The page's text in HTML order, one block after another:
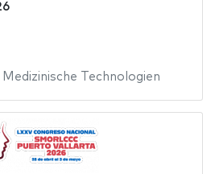
Medizinische Technologien